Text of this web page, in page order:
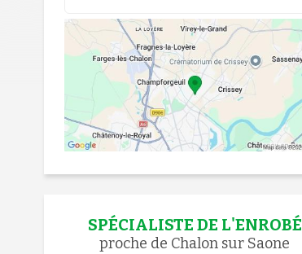
SPÉCIALISTE DE L'ENROBÉ
proche de Chalon sur Saone